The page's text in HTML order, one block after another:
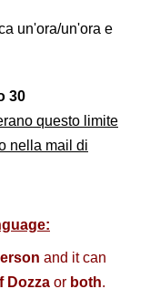
un'ora/un'ora e
30
questo limite
nella mail di
and it can
Dozza or both.